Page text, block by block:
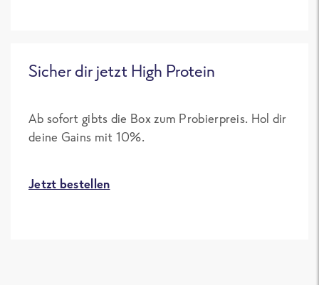
Sicher dir jetzt High Protein
Ab sofort gibts die Box zum Probierpreis. Hol dir
deine Gains mit 10%.
Jetzt bestellen